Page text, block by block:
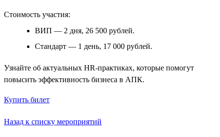
Стоимость участия:
ВИП — 2 дня, 26 500 рублей.
Стандарт — 1 день, 17 000 рублей.
Узнайте об актуальных HR-практиках, которые помогут
повысить эффективность бизнеса в АПК.
Купить билет
Назад к списку мероприятий